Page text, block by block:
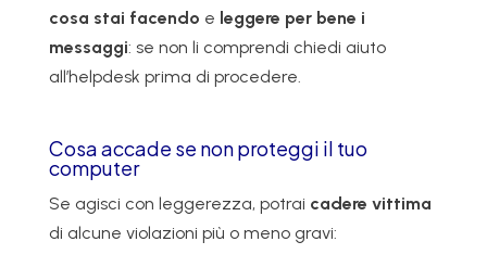
cosa stai facendo e leggere per bene i
messaggi: se non li comprendi chiedi aiuto
all’helpdesk prima di procedere.
Cosa accade se non proteggi il tuo
computer
Se agisci con leggerezza, potrai cadere vittima
di alcune violazioni più o meno gravi: